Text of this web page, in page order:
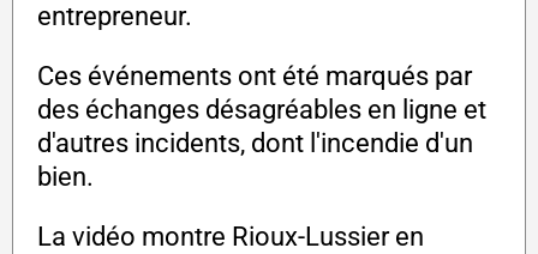
entrepreneur.
Ces événements ont été marqués par
des échanges désagréables en ligne et
d'autres incidents, dont l'incendie d'un
bien.
La vidéo montre Rioux-Lussier en